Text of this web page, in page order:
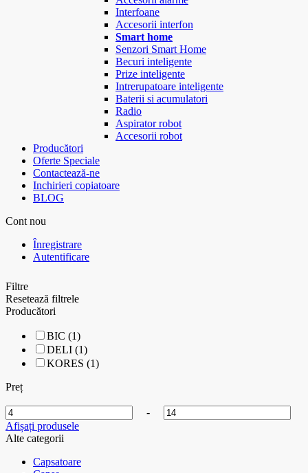
Interfoane
Accesorii interfon
Smart home
Senzori Smart Home
Becuri inteligente
Prize inteligente
Intrerupatoare inteligente
Baterii si acumulatori
Radio
Aspirator robot
Accesorii robot
Producători
Oferte Speciale
Contactează-ne
Inchirieri copiatoare
BLOG
Cont nou
Înregistrare
Autentificare
Filtre
Resetează filtrele
Producători
BIC (1)
DELI (1)
KORES (1)
Preț
-
Afișați produsele
Alte categorii
Capsatoare